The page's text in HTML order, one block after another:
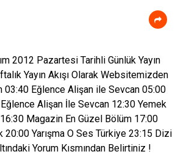
2012 Pazartesi Tarihli Günlük Yayın
Yayın Akışı Olarak Websitemizden
Eğlence Alişan ile Sevcan 05:00
Alişan İle Sevcan 12:30 Yemek
Magazin En Güzel Bölüm 17:00
Yarışma O Ses Türkiye 23:15 Dizi
Yorum Kısmından Belirtiniz !